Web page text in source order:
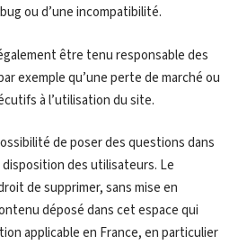
ou d’une incompatibilité.
être tenu responsable des
exemple qu’une perte de marché ou
à l’utilisation du site.
de poser des questions dans
des utilisateurs. Le
de supprimer, sans mise en
déposé dans cet espace qui
applicable en France, en particulier